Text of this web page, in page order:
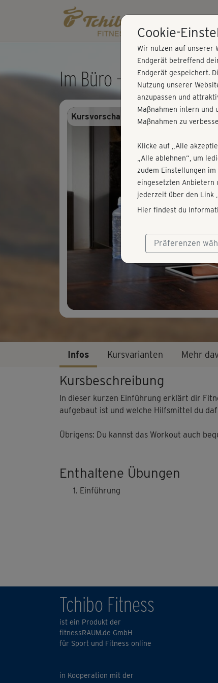
Im Büro - Einführung
Kursvorschau - Anmelden und alles
Infos Kursvarianten Mehr
Kursbeschreibung
In dieser kurzen Einführung erklärt dir
aufgebaut ist und welche Hilfsmittel du
Übrigens: Du kannst das Workout auch
Enthaltene Übungen
Einführung
Tchibo Fitness
ist ein Produkt der
fitnessRAUM.de GmbH
für Sport und Fitness online
in Kooperation mit der
Cookie-
Wir nutzen auf unserer
Endgerät betreffend
Endgerät gespeichert.
Nutzung unserer
anzupassen und
Maßnahmen intern und
Maßnahmen zu
Klicke auf „Alle
„Alle ablehnen“, um
zudem Einstellungen
eingesetzten Anbietern
jederzeit über den Link
Hier findest du
Präferenzen